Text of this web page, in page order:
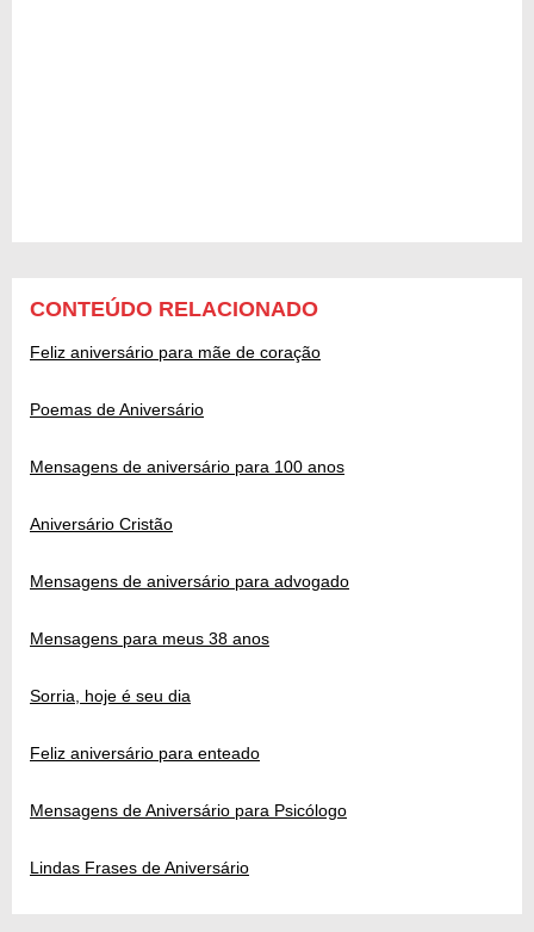
CONTEÚDO RELACIONADO
Feliz aniversário para mãe de coração
Poemas de Aniversário
Mensagens de aniversário para 100 anos
Aniversário Cristão
Mensagens de aniversário para advogado
Mensagens para meus 38 anos
Sorria, hoje é seu dia
Feliz aniversário para enteado
Mensagens de Aniversário para Psicólogo
Lindas Frases de Aniversário